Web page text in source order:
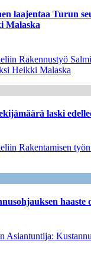
laajentaa Turun
Malaska
Rakennustyö
Heikki Malaska
laski
Rakentamisen
haaste
Asiantuntija: